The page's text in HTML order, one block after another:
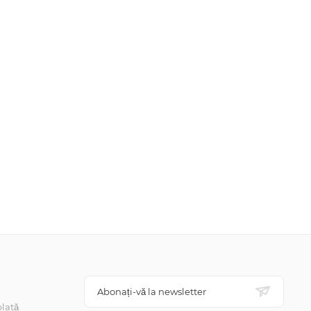
Abonați-vă la newsletter